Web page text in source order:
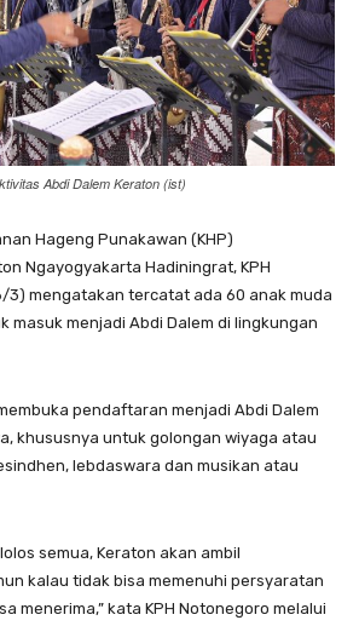
Abdi Dalem Keraton (ist)
Hageng Punakawan (KHP)
Ngayogyakarta Hadiningrat, KPH
3) mengatakan tercatat ada 60 anak muda
masuk menjadi Abdi Dalem di lingkungan
pendaftaran menjadi Abdi Dalem
khususnya untuk golongan wiyaga atau
lebdaswara dan musikan atau
semua, Keraton akan ambil
kalau tidak bisa memenuhi persyaratan
menerima,” kata KPH Notonegoro melalui